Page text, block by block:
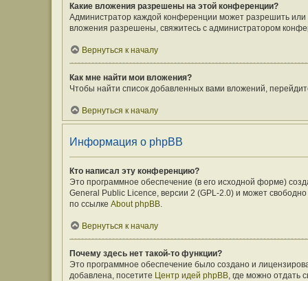
Какие вложения разрешены на этой конференции?
Администратор каждой конференции может разрешить
вложения разрешены, свяжитесь с администратором
Вернуться к началу
Как мне найти мои вложения?
Чтобы найти список добавленных вами вложений,
Вернуться к началу
Информация о phpBB
Кто написал эту конференцию?
Это программное обеспечение (в его исходной форме)
General Public Licence, версии 2 (GPL-2.0) и может
по ссылке About phpBB.
Вернуться к началу
Почему здесь нет такой-то функции?
Это программное обеспечение было создано и
добавлена, посетите Центр идей phpBB, где можно отдать